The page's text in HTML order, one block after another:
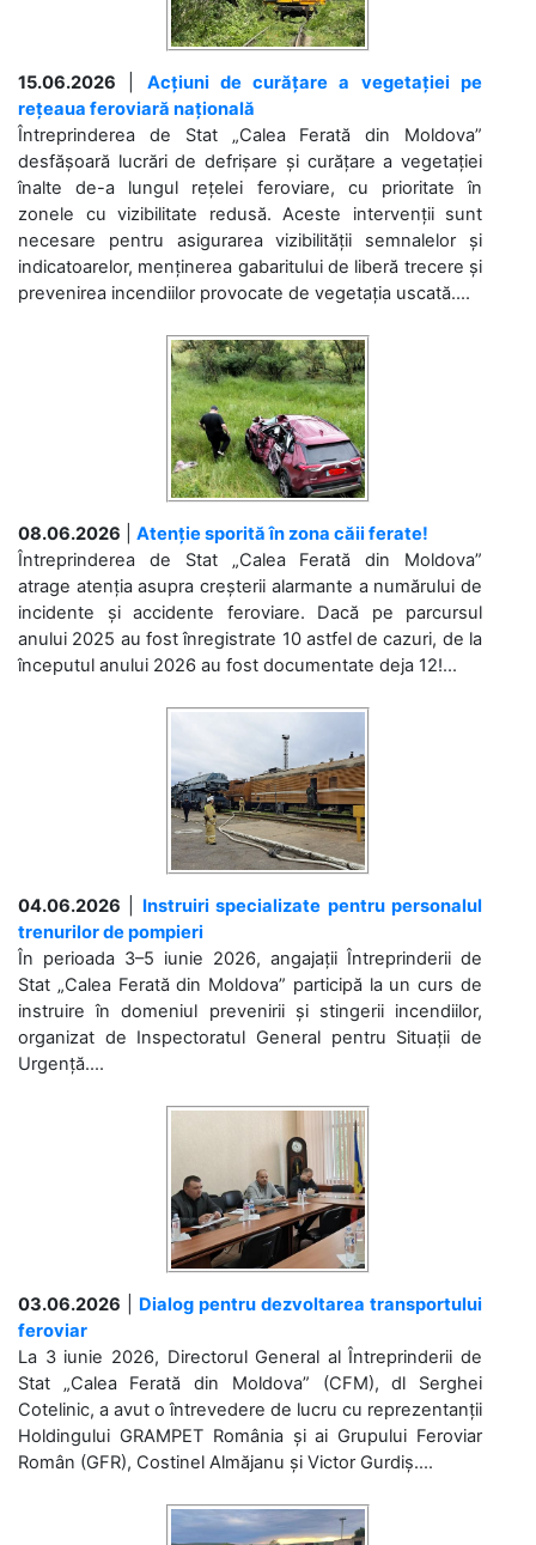
15.06.2026
Acțiuni de curățare a vegetației pe
rețeaua feroviară națională
Întreprinderea de Stat „Calea Ferată din Moldova”
desfășoară lucrări de defrișare și curățare a vegetației
înalte de-a lungul rețelei feroviare, cu prioritate în
zonele cu vizibilitate redusă. Aceste intervenții sunt
necesare pentru asigurarea vizibilității semnalelor și
indicatoarelor, menținerea gabaritului de liberă trecere și
prevenirea incendiilor provocate de vegetația uscată....
08.06.2026
Atenție sporită în zona căii ferate!
Întreprinderea de Stat „Calea Ferată din Moldova”
atrage atenția asupra creșterii alarmante a numărului de
incidente și accidente feroviare. Dacă pe parcursul
anului 2025 au fost înregistrate 10 astfel de cazuri, de la
începutul anului 2026 au fost documentate deja 12!...
04.06.2026
Instruiri specializate pentru personalul
trenurilor de pompieri
În perioada 3–5 iunie 2026, angajații Întreprinderii de
Stat „Calea Ferată din Moldova” participă la un curs de
instruire în domeniul prevenirii și stingerii incendiilor,
organizat de Inspectoratul General pentru Situații de
Urgență....
03.06.2026
Dialog pentru dezvoltarea transportului
feroviar
La 3 iunie 2026, Directorul General al Întreprinderii de
Stat „Calea Ferată din Moldova” (CFM), dl Serghei
Cotelinic, a avut o întrevedere de lucru cu reprezentanții
Holdingului GRAMPET România și ai Grupului Feroviar
Român (GFR), Costinel Almăjanu și Victor Gurdiș....